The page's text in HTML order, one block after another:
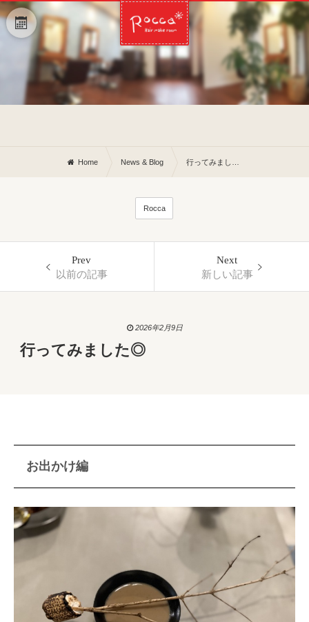
Home News & Blog 行ってみました◎
Rocca
Prev
以前の記事
Next
新しい記事
2026年2月9日
行ってみました◎
お出かけ編